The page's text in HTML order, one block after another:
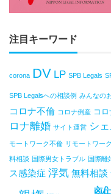
注目キーワード
corona DV LP SPB Legals
SPB Legalsへの相談例 みんなの
コロナ不倫 コロナ倒産 コ
ロナ離婚 サイト運営 シ
モートワーク不倫 リモートワー
料相談 国際男女トラブル 国際離
ス感染症 浮気 無料相談